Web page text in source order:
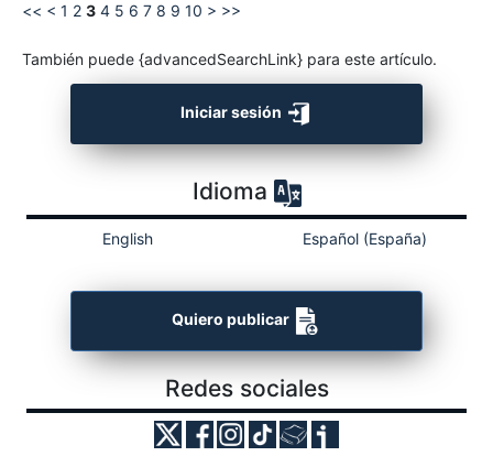
<< < 1 2 3 4 5 6 7 8 9 10 > >>
También puede {advancedSearchLink} para este artículo.
Iniciar sesión
Idioma
English Español (España)
Quiero publicar
Redes sociales